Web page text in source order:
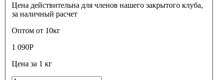
Цена действительна для членов нашего закрытого клуба,
за наличный расчет
Оптом от 10кг
1 090Р
Цена за 1 кг